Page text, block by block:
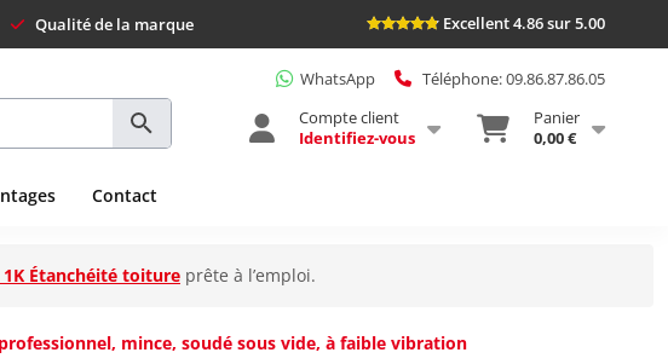
Qualité de la marque Excellent 4.86 sur 5.00
WhatsApp
Téléphone: 09.86.87.86.05
Compte client
Identifiez-vous
Panier
0,00 €
Contact
Étanchéité toiture prête à l’emploi.
mince, soudé sous vide, à faible vibration